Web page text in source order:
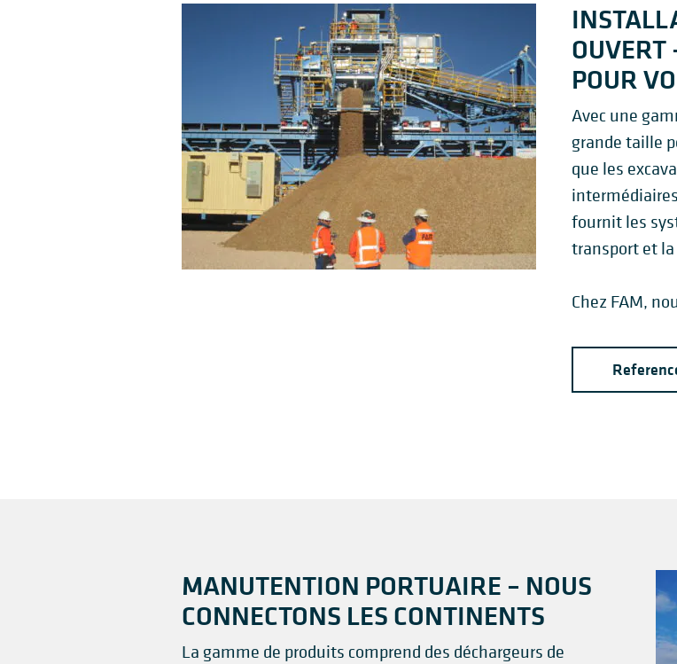
OUVERT
POUR
Avec une
grande taille
que les
fournit les
transport et
Chez FAM,
MANUTENTION PORTUAIRE – NOUS
CONNECTONS LES CONTINENTS
La gamme de produits comprend des déchargeurs de